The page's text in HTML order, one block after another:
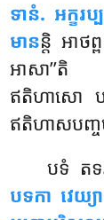
ទានំ. អក្ខរប្
មានន្តិ អា
អាសា’’តិ
ឥតិហាសោ ប
ឥតិហាសបញ្ច
បទំ តទ
បទកា វេយ្